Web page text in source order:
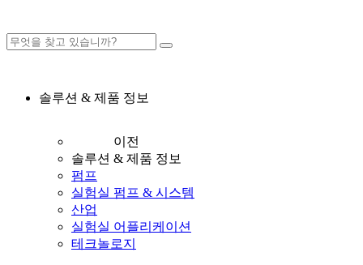
솔루션 & 제품 정보
이전
솔루션 & 제품 정보
펌프
실험실 펌프 & 시스템
산업
실험실 어플리케이션
테크놀로지